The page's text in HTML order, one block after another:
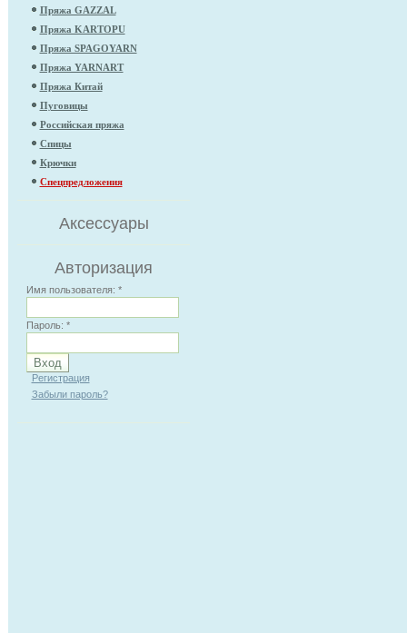
Пряжа GAZZAL
Пряжа KARTOPU
Пряжа SPAGOYARN
Пряжа YARNART
Пряжа Китай
Пуговицы
Российская пряжа
Спицы
Крючки
Спецпредложения
Аксессуары
Авторизация
Имя пользователя: *
Пароль: *
Регистрация
Забыли пароль?